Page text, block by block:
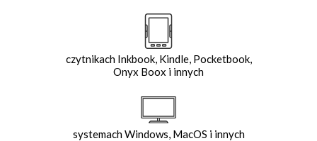
czytnikach Inkbook, Kindle, Pocketbook,
Onyx Boox i innych
systemach Windows, MacOS i innych